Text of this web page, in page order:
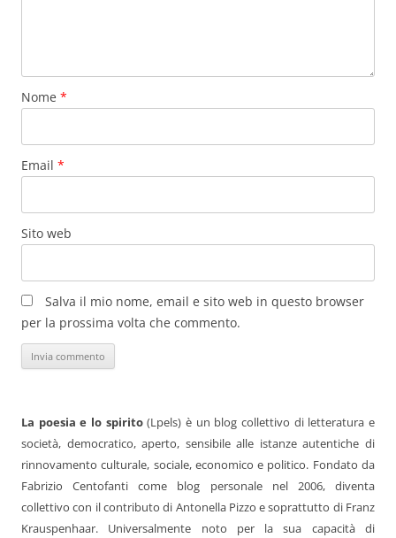
Nome *
Email *
Sito web
Salva il mio nome, email e sito web in questo browser
per la prossima volta che commento.
La poesia e lo spirito(Lpels) è un blog collettivo di letteratura e
società, democratico, aperto, sensibile alle istanze autentiche di
rinnovamento culturale, sociale, economico e politico. Fondato da
Fabrizio Centofanti come blog personale nel 2006, diventa
collettivo con il contributo di Antonella Pizzo e soprattutto di Franz
Krauspenhaar. Universalmente noto per la sua capacità di